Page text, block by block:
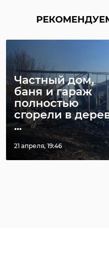
Частный дом,
баня и гараж
полностью
сгорели в
...
21 апреля, 19:46